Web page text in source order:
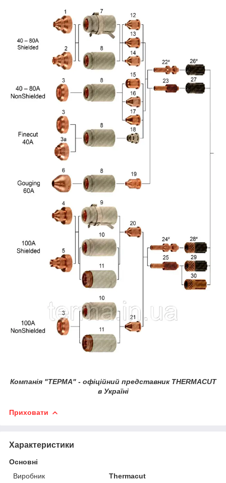
Компанія "ТЕРМА" - офіційний представник THERMACUT
в Україні
Приховати
Характеристики
Основні
Виробник
Thermacut